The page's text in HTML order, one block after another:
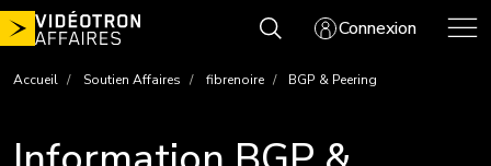
Aller
au
Connexion
Accueil Soutien Affaires fibrenoire BGP & Peering